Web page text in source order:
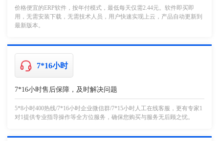
价格便宜的ERP软件，按年付模式，最低每天仅需2.44元。软件即买即
用，无需安装下载，无需技术人员，用户快速实现上云，产品自动更新到
最新版本。
7*16小时
7*16小时售后保障，及时解决问题
5*8小时400热线/7*16小时企业微信群/7*15小时人工在线客服，更有专家1
对1提供专业指导操作等全方位服务，确保您购买与服务无后顾之忧。